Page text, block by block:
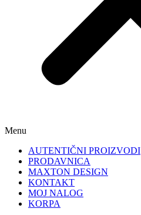
Menu
AUTENTIČNI PROIZVODI
PRODAVNICA
MAXTON DESIGN
KONTAKT
MOJ NALOG
KORPA